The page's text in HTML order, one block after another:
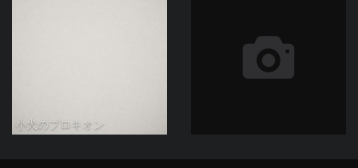
小犬のプロキオン